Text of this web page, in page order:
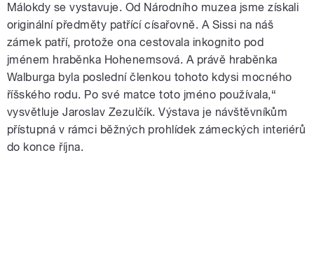
Málokdy se vystavuje. Od Národního muzea jsme získali
originální předměty patřící císařovně. A Sissi na náš
zámek patří, protože ona cestovala inkognito pod
jménem hraběnka Hohenemsová. A právě hraběnka
Walburga byla poslední členkou tohoto kdysi mocného
říšského rodu. Po své matce toto jméno používala,“
vysvětluje Jaroslav Zezulčík. Výstava je návštěvníkům
přístupná v rámci běžných prohlídek zámeckých interiérů
do konce října.